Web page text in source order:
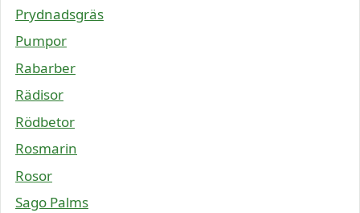
Prydnadsgräs
Pumpor
Rabarber
Rädisor
Rödbetor
Rosmarin
Rosor
Sago Palms